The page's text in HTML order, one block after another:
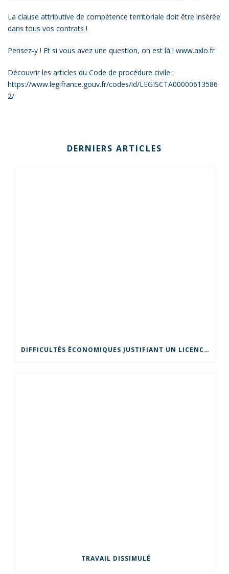
La clause attributive de compétence territoriale doit être insérée
dans tous vos contrats !
Pensez-y ! Et si vous avez une question, on est là ! www.axlo.fr
Découvrir les articles du Code de procédure civile :
https://www.legifrance.gouv.fr/codes/id/LEGISCTA00000613586
2/
DERNIERS ARTICLES
DIFFICULTÉS ÉCONOMIQUES JUSTIFIANT UN LICENCIEMENT POUR MOTIF ÉCONOMIQUE
TRAVAIL DISSIMULÉ